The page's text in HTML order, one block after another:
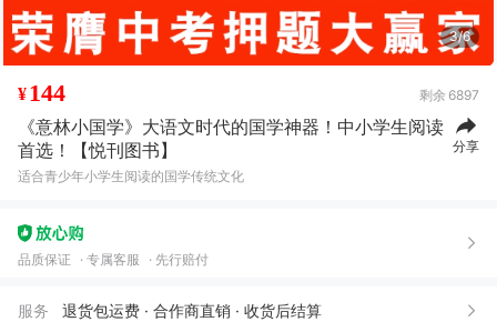
3/6
¥144 剩余 6897
《意林小国学》大语文时代的国学神器！中小学生阅读
首选！【悦刊图书】
适合青少年小学生阅读的国学传统文化
分享
品质保证 专属客服 先行赔付
服务 退货包运费 · 合作商直销 · 收货后结算